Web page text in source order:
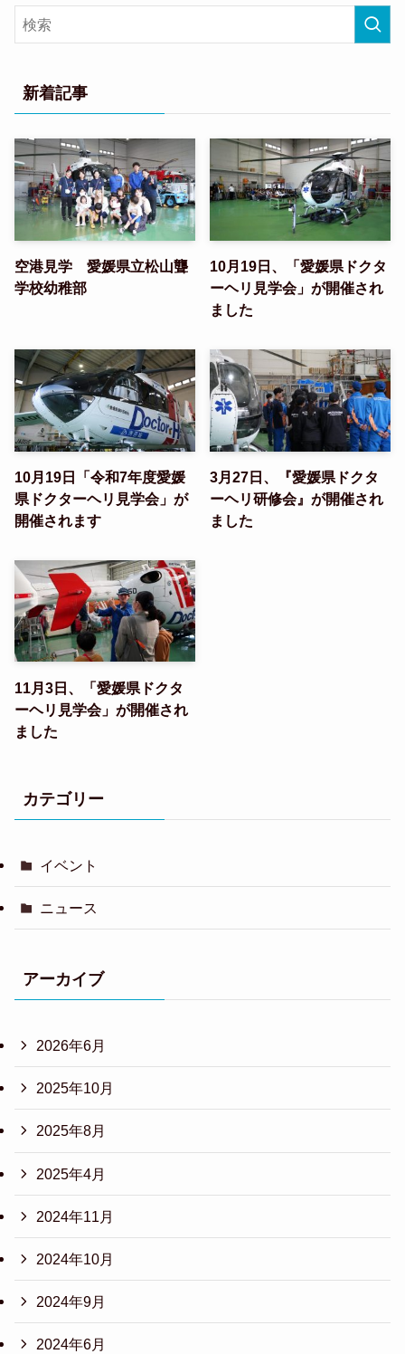
新着記事
空港見学 愛媛県立松山聾
学校幼稚部
10月19日、「愛媛県ドクタ
ーヘリ見学会」が開催され
ました
10月19日「令和7年度愛媛
県ドクターヘリ見学会」が
開催されます
3月27日、『愛媛県ドクタ
ーヘリ研修会』が開催され
ました
11月3日、「愛媛県ドクタ
ーヘリ見学会」が開催され
ました
カテゴリー
イベント
ニュース
アーカイブ
2026年6月
2025年10月
2025年8月
2025年4月
2024年11月
2024年10月
2024年9月
2024年6月